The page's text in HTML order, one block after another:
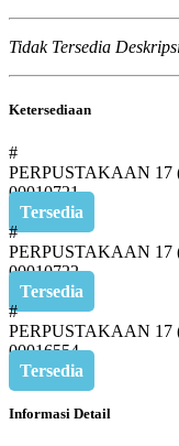
Tidak Tersedia
Ketersediaan
#
PERPUSTAKAAN 17
00010721
Tersedia
#
PERPUSTAKAAN 17
00010722
Tersedia
#
PERPUSTAKAAN 17
00016554
Tersedia
Informasi Detail